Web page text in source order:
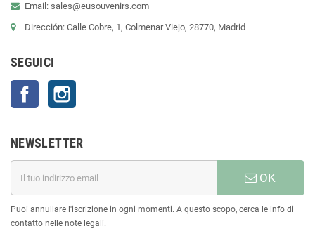
Email: sales@eusouvenirs.com
Dirección: Calle Cobre, 1, Colmenar Viejo, 28770, Madrid
SEGUICI
Facebook
NEWSLETTER
OK
Puoi annullare l'iscrizione in ogni momenti. A questo scopo, cerca le info di
contatto nelle note legali.